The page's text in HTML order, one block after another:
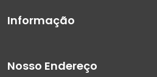
Informação
Nosso Endereço